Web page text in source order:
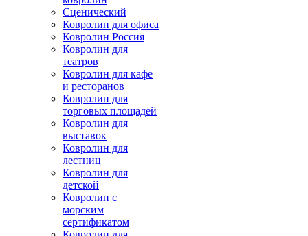
Сценический
Ковролин для офиса
Ковролин Россия
Ковролин для
театров
Ковролин для кафе
и ресторанов
Ковролин для
торговых площадей
Ковролин для
выставок
Ковролин для
лестниц
Ковролин для
детской
Ковролин с
морским
сертификатом